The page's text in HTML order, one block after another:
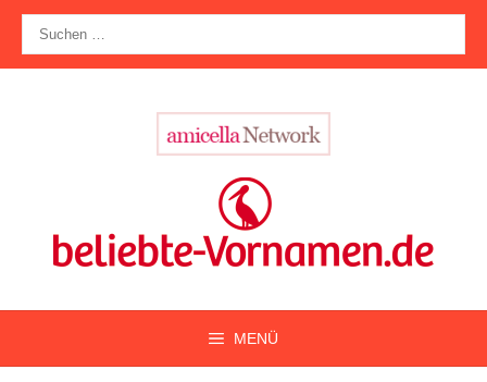
Zum
Inhalt
springen
nach:
MENÜ